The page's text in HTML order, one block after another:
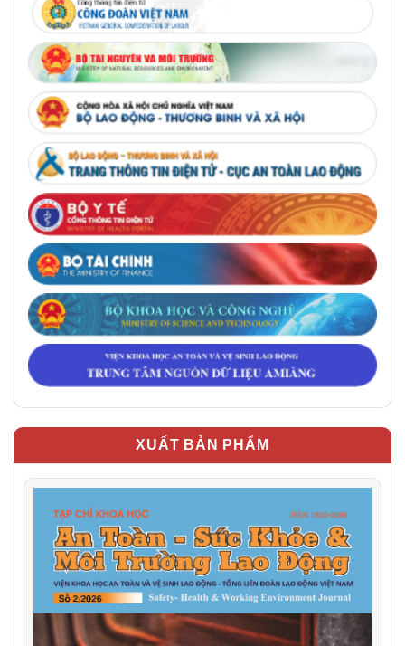
XUẤT BẢN PHẨM